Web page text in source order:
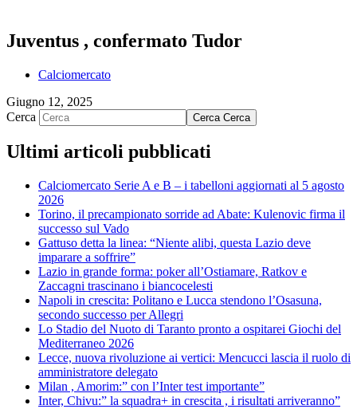
Juventus , confermato Tudor
Calciomercato
Giugno 12, 2025
Cerca
Cerca Cerca
Ultimi articoli pubblicati
Calciomercato Serie A e B – i tabelloni aggiornati al 5 agosto
2026
Torino, il precampionato sorride ad Abate: Kulenovic firma il
successo sul Vado
Gattuso detta la linea: “Niente alibi, questa Lazio deve
imparare a soffrire”
Lazio in grande forma: poker all’Ostiamare, Ratkov e
Zaccagni trascinano i biancocelesti
Napoli in crescita: Politano e Lucca stendono l’Osasuna,
secondo successo per Allegri
Lo Stadio del Nuoto di Taranto pronto a ospitarei Giochi del
Mediterraneo 2026
Lecce, nuova rivoluzione ai vertici: Mencucci lascia il ruolo di
amministratore delegato
Milan , Amorim:” con l’Inter test importante”
Inter, Chivu:” la squadra+ in crescita , i risultati arriveranno”